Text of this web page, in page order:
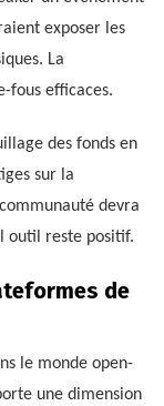
exposer les
La
fous efficaces.
des fonds en
sur la
devra
outil reste positif.
de
le monde open-
une dimension